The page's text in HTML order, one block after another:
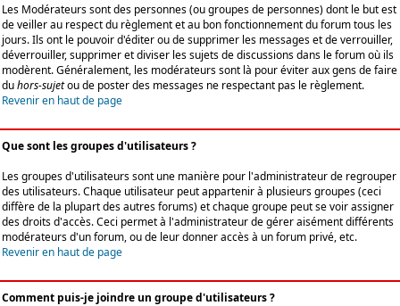
Les Modérateurs sont des personnes (ou groupes de personnes) dont le but est
de veiller au respect du règlement et au bon fonctionnement du forum tous les
jours. Ils ont le pouvoir d'éditer ou de supprimer les messages et de verrouiller,
déverrouiller, supprimer et diviser les sujets de discussions dans le forum où ils
modèrent. Généralement, les modérateurs sont là pour éviter aux gens de faire
duhors-sujetou de poster des messages ne respectant pas le règlement.
Revenir en haut de page
Que sont les groupes d'utilisateurs ?
Les groupes d'utilisateurs sont une manière pour l'administrateur de regrouper
des utilisateurs. Chaque utilisateur peut appartenir à plusieurs groupes (ceci
diffère de la plupart des autres forums) et chaque groupe peut se voir assigner
des droits d'accès. Ceci permet à l'administrateur de gérer aisément différents
modérateurs d'un forum, ou de leur donner accès à un forum privé, etc.
Revenir en haut de page
Comment puis-je joindre un groupe d'utilisateurs ?